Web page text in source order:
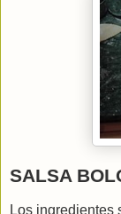
SALSA
Los ingredientes